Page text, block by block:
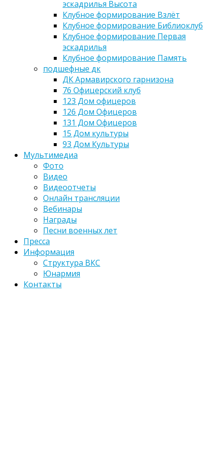
эскадрилья Высота
Клубное формирование Взлёт
Клубное формирование Библиоклуб
Клубное формирование Первая
эскадрилья
Клубное формирование Память
подшефные дк
ДК Армавирского гарнизона
76 Офицерский клуб
123 Дом офицеров
126 Дом Офицеров
131 Дом Офицеров
15 Дом культуры
93 Дом Культуры
Мультимедиа
Фото
Видео
Видеоотчеты
Онлайн трансляции
Вебинары
Награды
Песни военных лет
Пресса
Информация
Структура ВКС
Юнармия
Контакты